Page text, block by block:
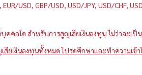
USD, GBP/USD, USD/JPY, USD/CHF,
คลใด สำหรับการสูญเสียเงินลงทุน ไม่ว่าจะ
ยเงินลงทุนทั้งหมด โปรดศึกษาและทำความเข้